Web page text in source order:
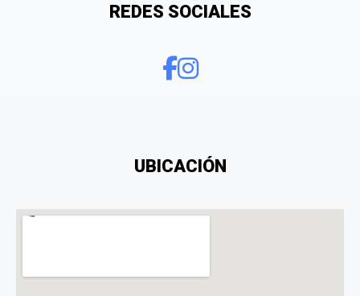
Consiento el tratamiento de mis datos personales
con el fin de añadir una opinión sobre un
REDES SOCIALES
UBICACIÓN